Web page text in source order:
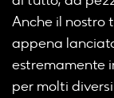
Anche il nostro
appena
estremamente
per molti